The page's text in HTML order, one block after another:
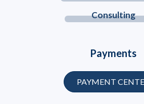
Consulting
Payments
PAYMENT